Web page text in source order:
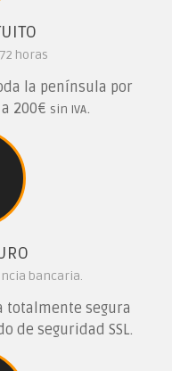
horas
la península por
200€ sin IVA.
bancaria.
totalmente segura
de seguridad SSL.